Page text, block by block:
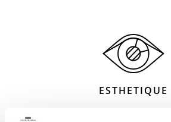
ESTHETIQUE